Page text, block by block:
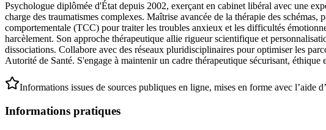
Psychologue diplômée d'État depuis 2002, exerçant en cabinet libéral avec une
charge des traumatismes complexes. Maîtrise avancée de la thérapie des
comportementale (TCC) pour traiter les troubles anxieux et les difficultés
harcèlement. Son approche thérapeutique allie rigueur scientifique et
dissociations. Collabore avec des réseaux pluridisciplinaires pour optimiser les
Autorité de Santé. S'engage à maintenir un cadre thérapeutique sécurisant, éthique
Informations issues de sources publiques en ligne, mises en forme avec l’aide
Informations pratiques